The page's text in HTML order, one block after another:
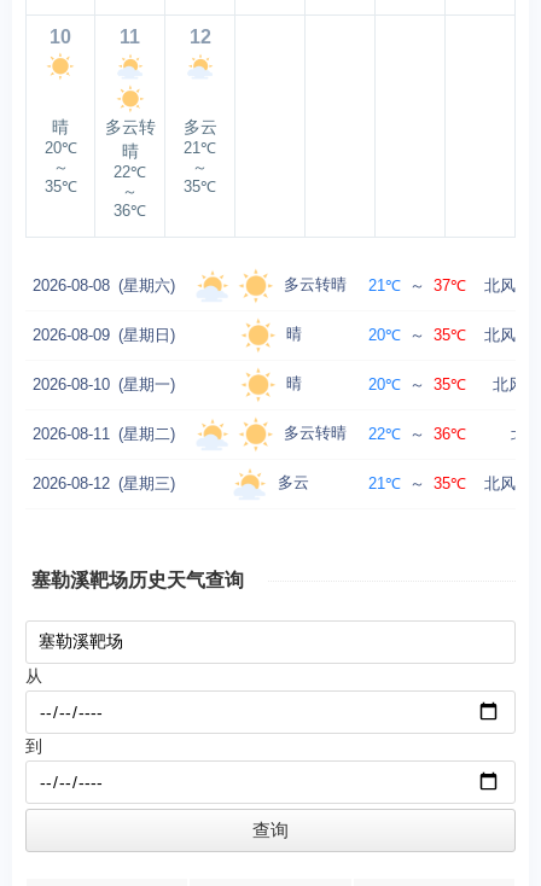
10
晴
20℃
～
35℃
11
多云转
晴
22℃
～
36℃
12
多云
21℃
～
35℃
2026-08-08 (星期六) 多云转晴 21℃ ～ 37℃ 北风转
2026-08-09 (星期日) 晴 20℃ ～ 35℃ 北风转
2026-08-10 (星期一) 晴 20℃ ～ 35℃ 北风
2026-08-11 (星期二) 多云转晴 22℃ ～ 36℃ 北
2026-08-12 (星期三) 多云 21℃ ～ 35℃ 北风转
塞勒溪靶场历史天气查询
从
到